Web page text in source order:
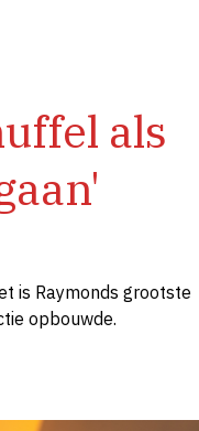
als
is Raymonds grootste
opbouwde.